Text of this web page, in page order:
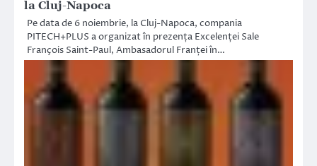
la Cluj-Napoca
Pe data de 6 noiembrie, la Cluj-Napoca, compania
PITECH+PLUS a organizat în prezența Excelenței Sale
François Saint-Paul, Ambasadorul Franței în…